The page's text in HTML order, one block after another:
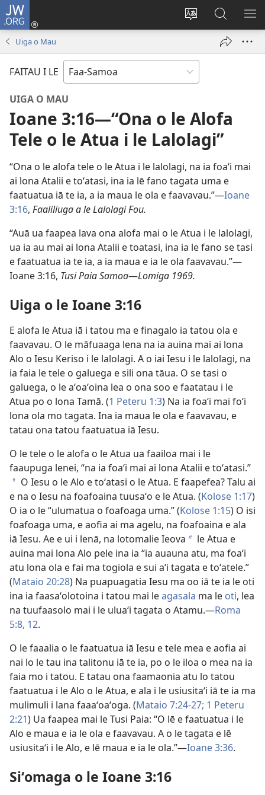
JW.ORG
Sui
gagana
o
le
Log
isi
Suʻe
le
Uiga o Mau
FAITAU I LE
UIGA O MAU
Ioane 3:16​—“Ona o le Alofa
Tele o le Atua i le Lalolagi”
“Ona o le alofa tele o le Atua i le lalolagi, na ia foaʻi mai
ai lona Atalii e toʻatasi, ina ia lē fano tagata uma e
faatuatua iā te ia, a ia maua le ola e faavavau.”—Ioane
3:16, Faaliliuga a le Lalolagi Fou.
“Auā ua faapea lava ona alofa mai o le Atua i le lalolagi,
ua ia au mai ai lona Atalii e toatasi, ina ia le fano se tasi
e faatuatua ia te ia, a ia maua e ia le ola faavavau.”—
Ioane 3:16, Tusi Paia Samoa—Lomiga 1969.
Uiga o le Ioane 3:16
E alofa le Atua iā i tatou ma e finagalo ia tatou ola e
faavavau. O le māfuaaga lena na ia auina mai ai lona
Alo o Iesu Keriso i le lalolagi. A o iai Iesu i le lalolagi, na
ia faia le tele o galuega e sili ona tāua. O se tasi o
galuega, o le aʻoaʻoina lea o ona soo e faatatau i le
Atua po o lona Tamā. (1 Peteru 1:3) Na ia foaʻi mai foʻi
lona ola mo tagata. Ina ia maua le ola e faavavau, e
tatau ona tatou faatuatua iā Iesu.
O le tele o le alofa o le Atua ua faailoa mai i le
faaupuga lenei, “na ia foaʻi mai ai lona Atalii e toʻatasi.”
a O Iesu o le Alo e toʻatasi o le Atua. E faapefea? Talu ai
e na o Iesu na foafoaina tuusaʻo e le Atua. (Kolose 1:17)
O ia o le “ulumatua o foafoaga uma.” (Kolose 1:15) O isi
foafoaga uma, e aofia ai ma agelu, na foafoaina e ala
iā Iesu. Ae e ui i lenā, na lotomalie Ieova b le Atua e
auina mai lona Alo pele ina ia “ia auauna atu, ma foaʻi
atu lona ola e fai ma togiola e sui aʻi tagata e toʻatele.”
(Mataio 20:28) Na puapuagatia Iesu ma oo iā te ia le oti
ina ia faasaʻolotoina i tatou mai leagasala ma le oti, lea
na tuufaasolo mai i le uluaʻi tagata o Atamu.​—Roma
5:8, 12.
O le faaalia o le faatuatua iā Iesu e tele mea e aofia ai
nai lo le tau ina talitonu iā te ia, po o le iloa o mea na ia
faia mo i tatou. E tatau ona faamaonia atu lo tatou
faatuatua i le Alo o le Atua, e ala i le usiusitaʻi iā te ia ma
mulimuli i lana faaaʻoaʻoga. (Mataio 7:24-27; 1 Peteru
2:21) Ua faapea mai le Tusi Paia: “O lē e faatuatua i le
Alo e maua e ia le ola e faavavau. A o le tagata e lē
usiusitaʻi i le Alo, e lē maua e ia le ola.”—Ioane 3:36.
Siʻomaga o le Ioane 3:16